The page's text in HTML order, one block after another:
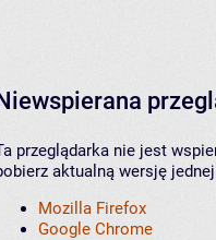
przeglądarka nie jest
aktualną wersję
Mozilla Firefox
Google Chrome